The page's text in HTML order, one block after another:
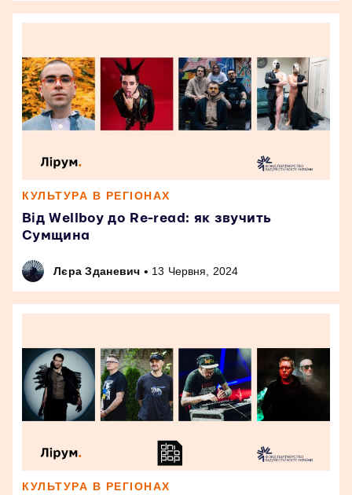
КУЛЬТУРА В РЕГІОНАХ
Від Wellboy до Re-read: як звучить
Сумщина
Лєра Зданевич • 13 Червня, 2024
КУЛЬТУРА В РЕГІОНАХ